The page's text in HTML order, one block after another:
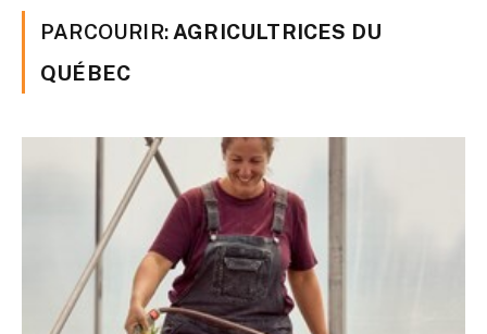
PARCOURIR: AGRICULTRICES DU
QUÉBEC